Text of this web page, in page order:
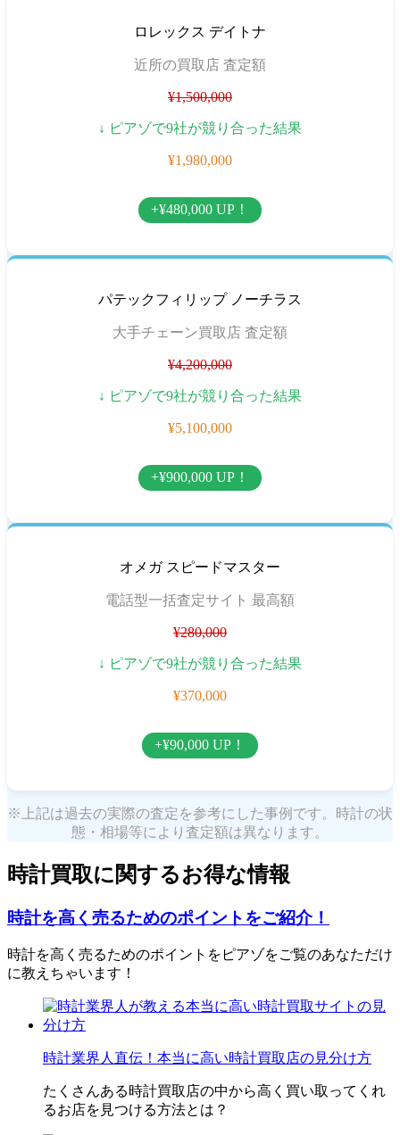
ロレックス デイトナ
近所の買取店 査定額
¥1,500,000
↓ ピアゾで9社が競り合った結果
¥1,980,000
+¥480,000 UP！
パテックフィリップ ノーチラス
大手チェーン買取店 査定額
¥4,200,000
↓ ピアゾで9社が競り合った結果
¥5,100,000
+¥900,000 UP！
オメガ スピードマスター
電話型一括査定サイト 最高額
¥280,000
↓ ピアゾで9社が競り合った結果
¥370,000
+¥90,000 UP！
※上記は過去の実際の査定を参考にした事例です。時計の状
態・相場等により査定額は異なります。
時計買取に関するお得な情報
時計を高く売るためのポイントをご紹介！
時計を高く売るためのポイントをピアゾをご覧のあなただけ
に教えちゃいます！
時計業界人直伝！本当に高い時計買取店の見分け方
たくさんある時計買取店の中から高く買い取ってくれ
るお店を見つける方法とは？